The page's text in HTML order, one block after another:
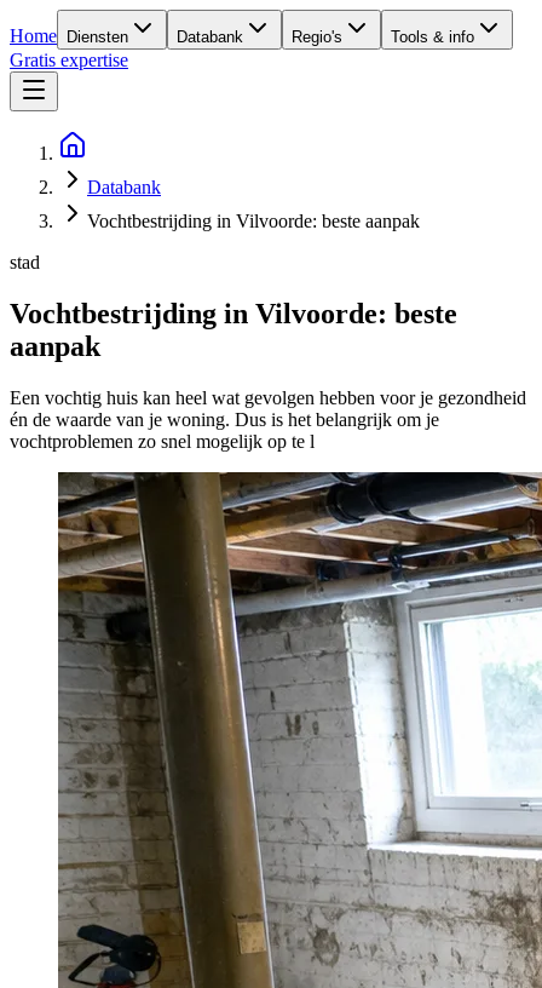
Home Diensten Databank Regio's Tools & info
Gratis expertise
Databank
Vochtbestrijding in Vilvoorde: beste aanpak
stad
Vochtbestrijding in Vilvoorde: beste
aanpak
Een vochtig huis kan heel wat gevolgen hebben voor je gezondheid
én de waarde van je woning. Dus is het belangrijk om je
vochtproblemen zo snel mogelijk op te l